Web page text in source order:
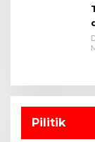
Pilitik